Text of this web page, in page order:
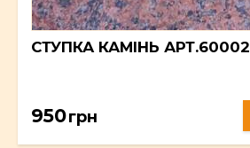
СТУПКА КАМІНЬ АРТ.60002
950грн